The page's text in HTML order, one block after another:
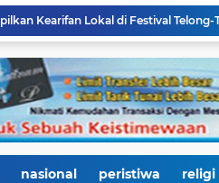
nasional peristiwa religi